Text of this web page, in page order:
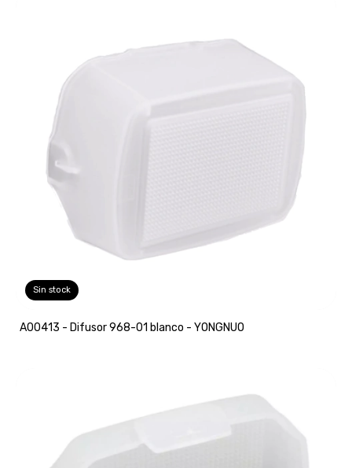
Sin stock
A00413 - Difusor 968-01 blanco - YONGNUO